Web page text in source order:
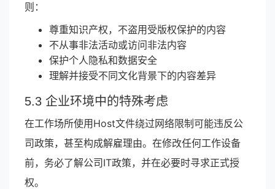
则：
尊重知识产权，不盗用受版权保护的内容
不从事非法活动或访问非法内容
保护个人隐私和数据安全
理解并接受不同文化背景下的内容差异
5.3 企业环境中的特殊考虑
在工作场所使用Host文件绕过网络限制可能违反公
司政策，甚至构成解雇理由。在修改任何工作设备
前，务必了解公司IT政策，并在必要时寻求正式授
权。